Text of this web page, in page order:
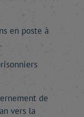
en poste à
de
vers la